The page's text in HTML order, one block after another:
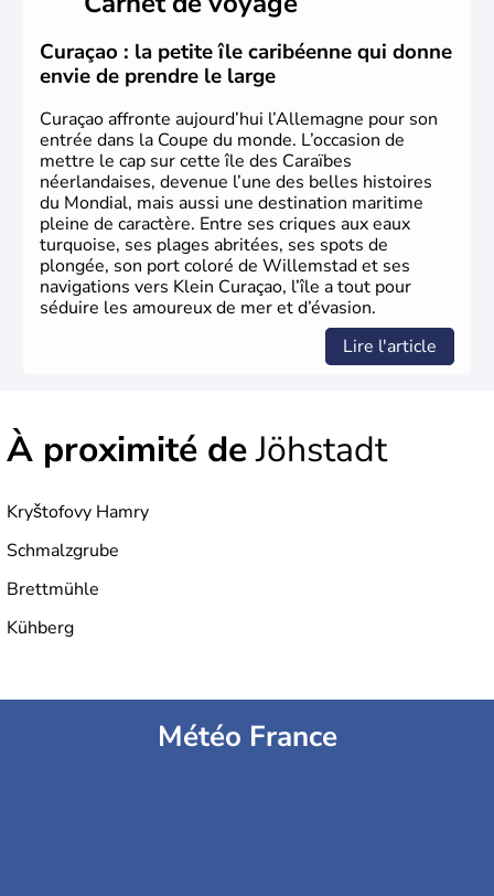
peut se targuer de grands noms qu'il a vu naître dans tous
les domaines, des arts à la politique en passant par la
philosophie. Hertz, Gutenberg, Heidegger, Thomas Mann,
Herman Hesse ou bien Hegel en font partie.
Curaçao : la petite île caribéenne qui donne
envie de prendre le large
Curaçao affronte aujourd’hui l’Allemagne pour son
entrée dans la Coupe du monde. L’occasion de
mettre le cap sur cette île des Caraïbes
néerlandaises, devenue l’une des belles histoires
du Mondial, mais aussi une destination maritime
pleine de caractère. Entre ses criques aux eaux
turquoise, ses plages abritées, ses spots de
plongée, son port coloré de Willemstad et ses
navigations vers Klein Curaçao, l’île a tout pour
séduire les amoureux de mer et d’évasion.
Lire l'article
À proximité deJöhstadt
Kryštofovy Hamry
Schmalzgrube
Brettmühle
Kühberg
Météo France